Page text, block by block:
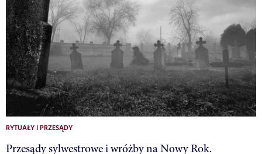
RYTUAŁY I PRZESĄDY
Przesądy sylwestrowe i wróżby na Nowy Rok.